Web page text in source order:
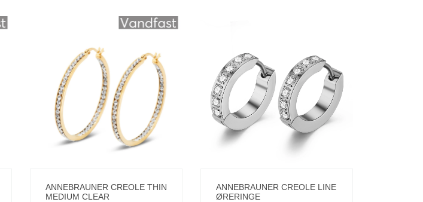
ANNEBRAUNER CREOLE THIN
MEDIUM CLEAR
ANNEBRAUNER CREOLE LINE
ØRERINGE